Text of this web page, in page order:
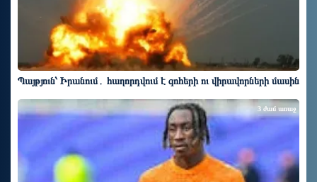
Պայթյուն՝ Իրանում․ հաղորդվում է զոհերի ու վիրավորների մասին
3 ժամ առաջ